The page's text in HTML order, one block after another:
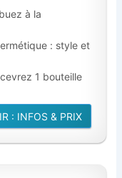
à la
: style et
1 bouteille
: INFOS & PRIX